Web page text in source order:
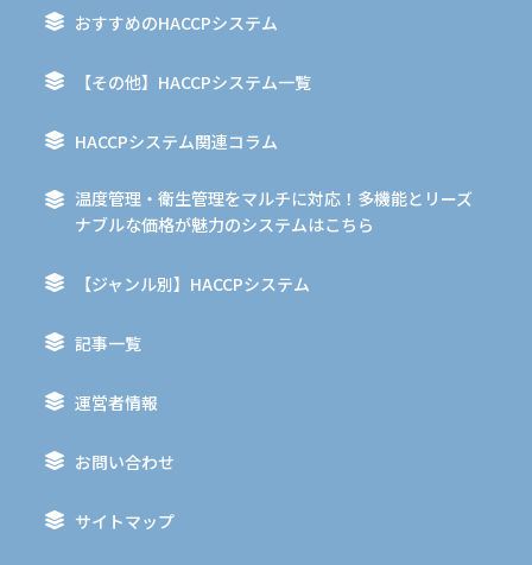
おすすめのHACCPシステム
【その他】HACCPシステム一覧
HACCPシステム関連コラム
温度管理・衛生管理をマルチに対応！多機能とリーズ
ナブルな価格が魅力のシステムはこちら
【ジャンル別】HACCPシステム
記事一覧
運営者情報
お問い合わせ
サイトマップ